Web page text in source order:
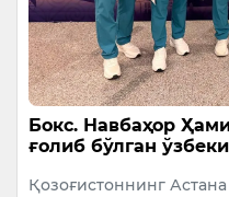
Бокс. Навбаҳор
ғолиб бўлган
Қозоғистоннинг